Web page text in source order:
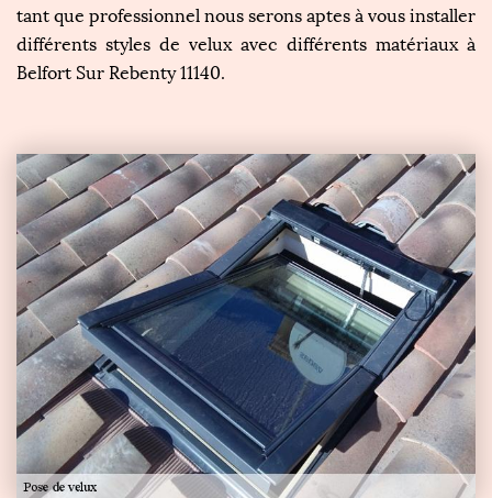
tant que professionnel nous serons aptes à vous installer
différents styles de velux avec différents matériaux à
Belfort Sur Rebenty 11140.